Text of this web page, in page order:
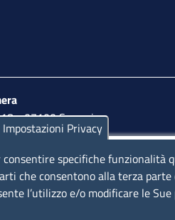
- 07100 Sassari
Fax 079 2638810
- 13,00; mercoledì pomeriggio:
Impostazioni Privacy
specifiche funzionalità
che consentono alla terza
l’utilizzo e/o modificare le